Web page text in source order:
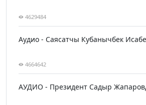
4629484
Аудио - Саясатчы Кубанычбек
4664642
АУДИО - Президент Садыр